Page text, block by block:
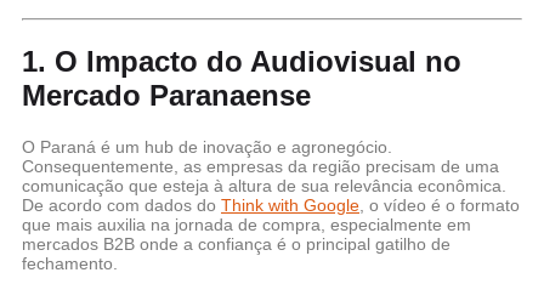
1. O Impacto do Audiovisual no
Mercado Paranaense
O Paraná é um hub de inovação e agronegócio.
Consequentemente, as empresas da região precisam de uma
comunicação que esteja à altura de sua relevância econômica.
De acordo com dados do Think with Google , o vídeo é o formato
que mais auxilia na jornada de compra, especialmente em
mercados B2B onde a confiança é o principal gatilho de
fechamento.